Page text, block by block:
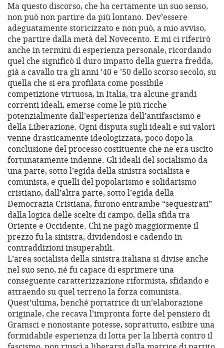
Ma questo discorso, che ha certamente un suo senso,
non può non partire da più lontano. Dev’essere
adeguatamente storicizzato e non può, a mio avviso,
che partire dalla metà del Novecento. E mi ci riferirò
anche in termini di esperienza personale, ricordando
quel che significò il duro impatto della guerra fredda,
già a cavallo tra gli anni ’40 e ’50 dello scorso secolo, su
quella che si era profilata come possibile
competizione virtuosa, in Italia, tra alcune grandi
correnti ideali, emerse come le più ricche
potenzialmente dall’esperienza dell’antifascismo e
della Liberazione. Ogni disputa sugli ideali e sui valori
venne drasticamente ideologizzata, poco dopo la
conclusione del processo costituente che ne era uscito
fortunatamente indenne. Gli ideali del socialismo da
una parte, sotto l’egida della sinistra socialista e
comunista, e quelli del popolarismo e solidarismo
cristiano, dall’altra parte, sotto l’egida della
Democrazia Cristiana, furono entrambe “sequestrati”
dalla logica delle scelte di campo, della sfida tra
Oriente e Occidente. Chi ne pagò maggiormente il
prezzo fu la sinistra, dividendosi e cadendo in
contraddizioni insuperabili.
L’area socialista della sinistra italiana si divise anche
nel suo seno, né fu capace di esprimere una
conseguente caratterizzazione riformista, sfidando e
attraendo su quel terreno la forza comunista.
Quest’ultima, benché portatrice di un’elaborazione
originale, che recava l’impronta forte del pensiero di
Gramsci e nonostante potesse, soprattutto, esibire una
formidabile esperienza di lotta per la libertà contro il